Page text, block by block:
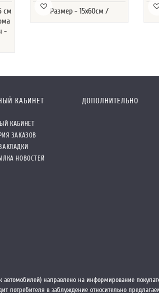
см
-
Размер - 15х60см /
КАБИНЕТ
КАБИНЕТ
ЗАКАЗОВ
НОВОСТЕЙ
ДОПОЛНИТЕЛЬНО
направлено на информирование
потребителя в заблуждение относительно